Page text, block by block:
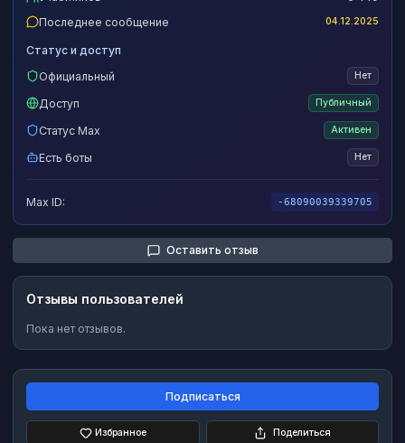
Последнее сообщение
04.12.2025
Статус и доступ
Официальный
Нет
Доступ Публичный
Статус Max Активен
Есть боты Нет
Max ID: -68090039339705
Оставить отзыв
Отзывы пользователей
Пока нет отзывов.
Подписаться
Избранное Поделиться